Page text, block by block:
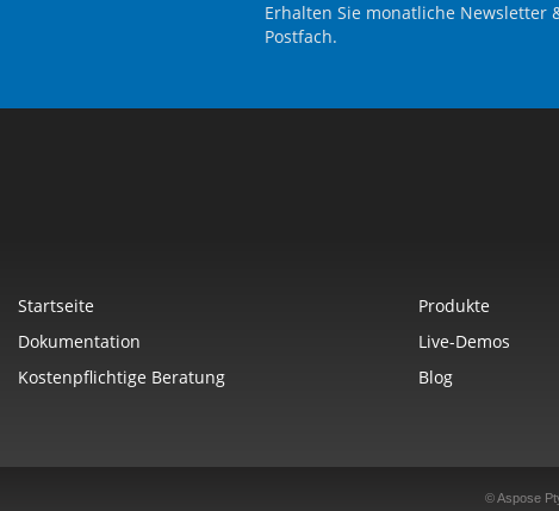
Erhalten Sie monatliche Newsletter
Postfach.
Startseite Produkte
Dokumentation
Live-Demos
Kostenpflichtige Beratung
Blog
© Aspose